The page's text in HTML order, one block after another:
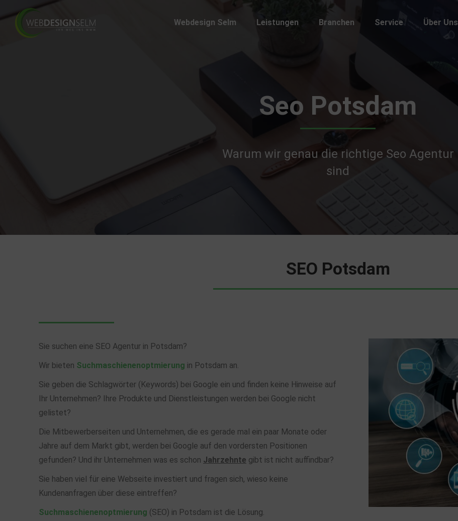
Webdesign Selm Leistungen Branchen​ Service Über Uns
Seo Potsdam
Warum wir genau die richtige Seo Agentur
sind
SEO Potsdam
Sie suchen eine SEO Agentur in Potsdam?
Wir bieten Suchmaschienenoptmierung in Potsdam an.
Sie geben die Schlagwörter (Keywords) bei Google ein und finden keine Hinweise auf
Ihr Unternehmen? Ihre Produkte und Dienstleistungen werden bei Google nicht
gelistet?
Die Mitbewerberseiten und Unternehmen, die es gerade mal ein paar Monate oder
Jahre auf dem Markt gibt, werden bei Google auf den vordersten Positionen
gefunden? Und ihr Unternehmen was es schon Jahrzehnte gibt ist nicht auffindbar?
Sie haben viel für eine Webseite investiert und fragen sich, wieso keine
Kundenanfragen über diese eintreffen?
Suchmaschienenoptmierung (SEO) in Potsdam ist die Lösung.